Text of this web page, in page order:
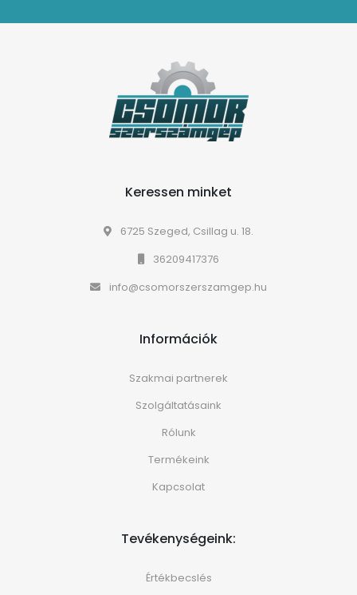
Keressen minket
6725 Szeged, Csillag u. 18.
36209417376
info@csomorszerszamgep.hu
Információk
Szakmai partnerek
Szolgáltatásaink
Rólunk
Termékeink
Kapcsolat
Tevékenységeink:
Értékbecslés